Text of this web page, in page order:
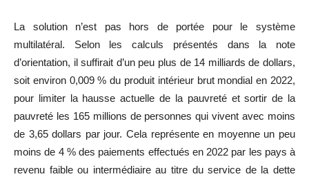
La solution n’est pas hors de portée pour le système
multilatéral. Selon les calculs présentés dans la note
d’orientation, il suffirait d’un peu plus de 14 milliards de dollars,
soit environ 0,009 % du produit intérieur brut mondial en 2022,
pour limiter la hausse actuelle de la pauvreté et sortir de la
pauvreté les 165 millions de personnes qui vivent avec moins
de 3,65 dollars par jour. Cela représente en moyenne un peu
moins de 4 % des paiements effectués en 2022 par les pays à
revenu faible ou intermédiaire au titre du service de la dette